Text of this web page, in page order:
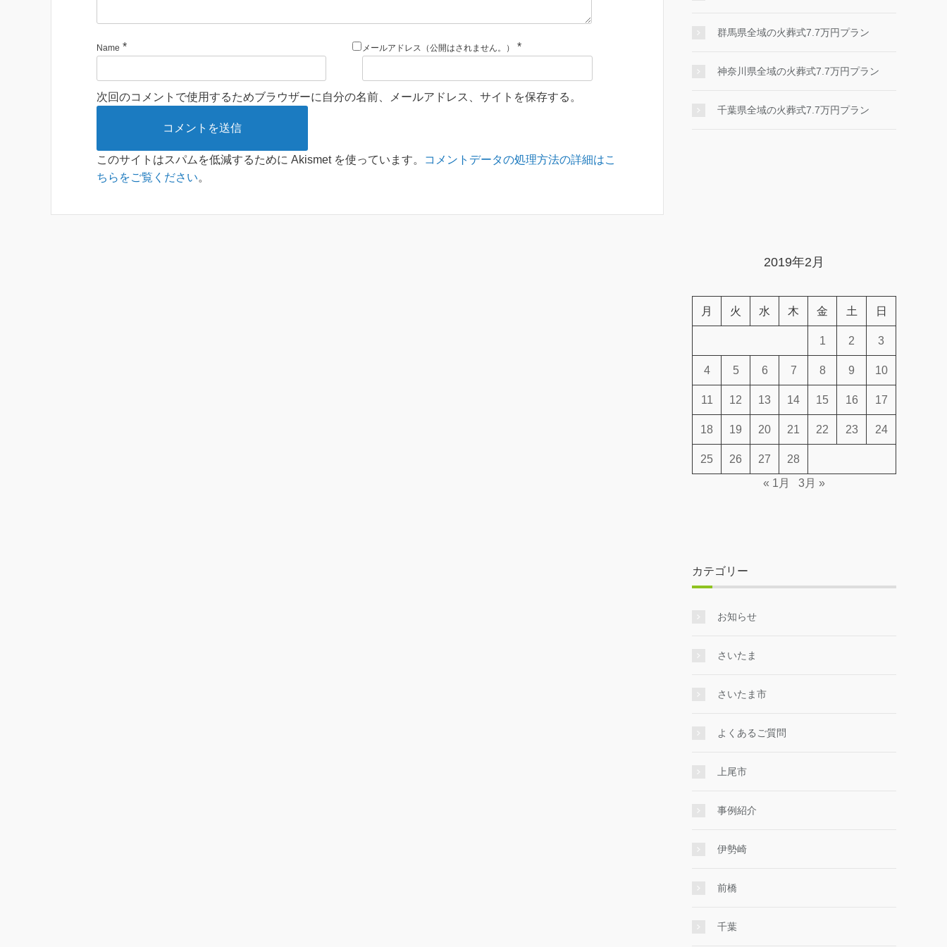
Name * メールアドレス（公開はされません。） *
次回のコメントで使用するためブラウザーに自分の名前、メールアドレス、サイトを保存する。
このサイトはスパムを低減するために Akismet を使っています。
コメントデータの処理方法の詳細はこ
ちらをご覧ください。
群馬県全域の火葬式7.7万円プラン
神奈川県全域の火葬式7.7万円プラン
千葉県全域の火葬式7.7万円プラン
2019年2月
月 火 水 木 金 土 日
1 2 3
4 5 6 7 8 9 10
11 12 13 14 15 16 17
18 19 20 21 22 23 24
25 26 27
28
« 1月
3月 »
カテゴリー
お知らせ
さいたま
さいたま市
よくあるご質問
上尾市
事例紹介
伊勢崎
前橋
千葉